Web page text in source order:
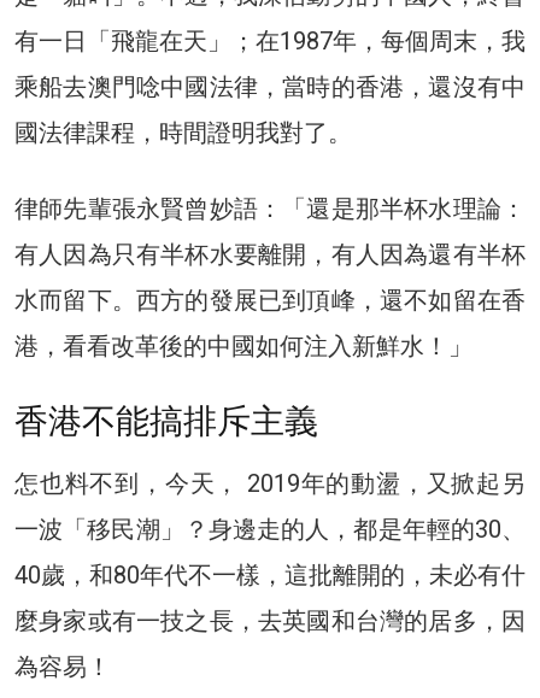
有一日「飛龍在天」；在1987年，每個周末，我
乘船去澳門唸中國法律，當時的香港，還沒有中
國法律課程，時間證明我對了。
律師先輩張永賢曾妙語：「還是那半杯水理論：
有人因為只有半杯水要離開，有人因為還有半杯
水而留下。西方的發展已到頂峰，還不如留在香
港，看看改革後的中國如何注入新鮮水！」
香港不能搞排斥主義
怎也料不到，今天， 2019年的動盪，又掀起另
一波「移民潮」？身邊走的人，都是年輕的30、
40歲，和80年代不一樣，這批離開的，未必有什
麼身家或有一技之長，去英國和台灣的居多，因
為容易！